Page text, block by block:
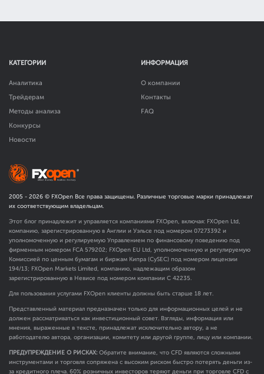
КАТЕГОРИИ
Аналитика
Трейдерам
Методы анализа
Конкурсы
Новости
ИНФОРМАЦИЯ
О компании
Контакты
FAQ
2005 - 2026 © FXOpen Все права защищены. Различные торговые марки принадлежат
их соответствующим владельцам.
Этот блог принадлежит и управляется компаниями FXOpen, включая: FXOpen Ltd,
компанию, зарегистрированную в Англии и Уэльсе под номером 07273392 и
уполномоченную и регулируемую Управлением по финансовому поведению под
фирменным номером FCA 579202; FXOpen EU Ltd, уполномоченную и регулируемую
Комиссией по ценным бумагам и биржам Кипра (CySEC) под номером лицензии
194/13; FXOpen Markets Limited, компанию, надлежащим образом
зарегистрированную в Невисе под номером компании C 42235.
Для пользования услугами FXOpen клиенты должны быть старше 18 лет.
Представленный материал предназначен только для информационных целей и не
должен рассматриваться как инвестиционный совет. Взгляды, информация или
мнения, выраженные в тексте, принадлежат исключительно автору, а не
работодателю автора, организации, комитету или другой группе, лицу или компании.
ПРЕДУПРЕЖДЕНИЕ О РИСКАХ: Обратите внимание, что CFD являются сложными
инструментами и торговля сопряжена с высоким риском быстро потерять деньги из-
за кредитного плеча. 60% розничных инвесторов теряют деньги при торговле CFD с